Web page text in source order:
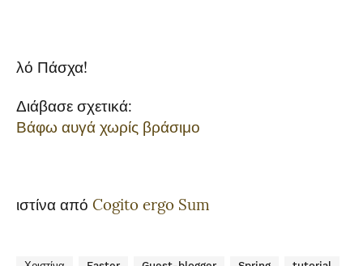
Πάσχα!
Διάβασε σχετικά:
Βάφω αυγά χωρίς βράσιμο
από Cogito ergo Sum